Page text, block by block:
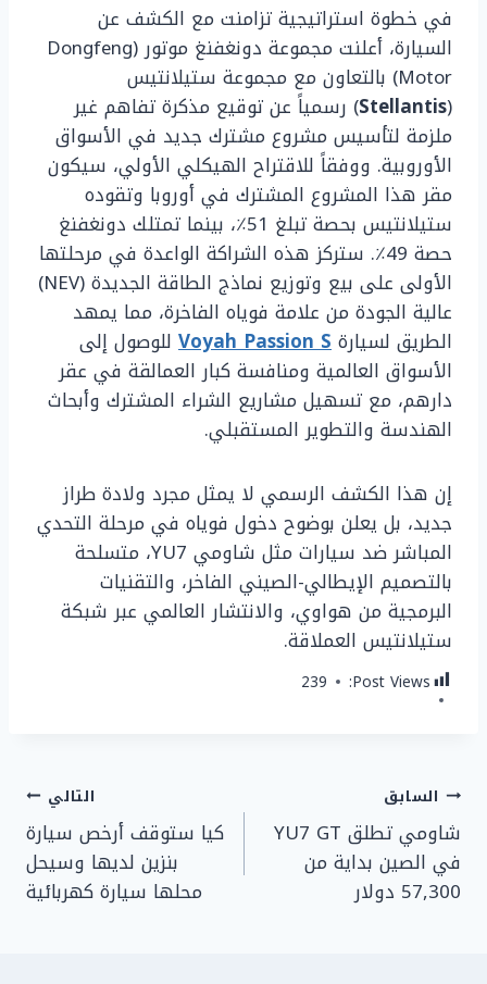
في خطوة استراتيجية تزامنت مع الكشف عن
السيارة، أعلنت مجموعة دونغفنغ موتور (Dongfeng
Motor) بالتعاون مع مجموعة ستيلانتيس
(
Stellantis) رسمياً عن توقيع مذكرة تفاهم غير
ملزمة لتأسيس مشروع مشترك جديد في الأسواق
الأوروبية. ووفقاً للاقتراح الهيكلي الأولي، سيكون
مقر هذا المشروع المشترك في أوروبا وتقوده
ستيلانتيس بحصة تبلغ 51٪، بينما تمتلك دونغفنغ
حصة 49٪. ستركز هذه الشراكة الواعدة في مرحلتها
الأولى على بيع وتوزيع نماذج الطاقة الجديدة (NEV)
عالية الجودة من علامة فوياه الفاخرة، مما يمهد
الطريق لسيارةVoyah Passion S للوصول إلى
الأسواق العالمية ومنافسة كبار العمالقة في عقر
دارهم، مع تسهيل مشاريع الشراء المشترك وأبحاث
الهندسة والتطوير المستقبلي.
إن هذا الكشف الرسمي لا يمثل مجرد ولادة طراز
جديد، بل يعلن بوضوح دخول فوياه في مرحلة التحدي
المباشر ضد سيارات مثل شاومي YU7، متسلحة
بالتصميم الإيطالي-الصيني الفاخر، والتقنيات
البرمجية من هواوي، والانتشار العالمي عبر شبكة
ستيلانتيس العملاقة.
Post Views:
239
تصفّح
المقالات
السابق
شاومي تطلق YU7 GT
في الصين بداية من
57,300 دولار
التالي
كيا ستوقف أرخص سيارة
بنزين لديها وسيحل
محلها سيارة كهربائية